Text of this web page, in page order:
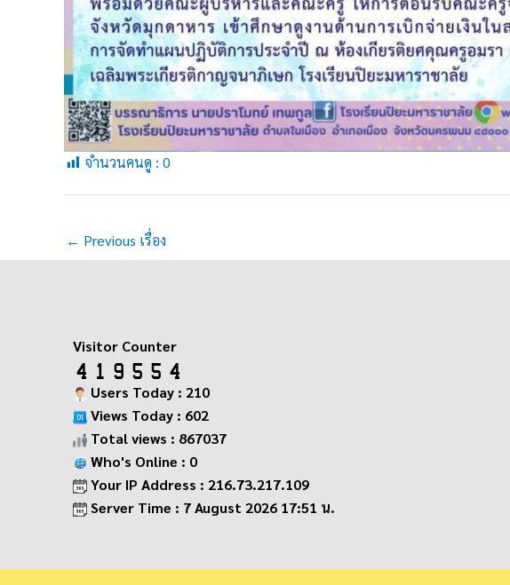
จำนวนคนดู : 0
← Previous เรื่อง
Visitor Counter
Users Today : 210
Views Today : 602
Total views : 867037
Who's Online : 0
Your IP Address : 216.73.217.109
Server Time : 7 August 2026 17:51 น.